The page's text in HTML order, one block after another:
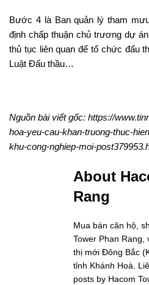
Bước 4 là Ban quản lý tham
định chấp thuận chủ trương dự
thủ tục liên quan để tổ chức đấu
Luật Đấu thầu…
Nguồn bài viết gốc: https://
hoa-yeu-cau-khan-truong-thuc-
khu-cong-nghiep-moi-
About
Rang
Mua bán căn hộ,
Tower Phan
thị mới Đông Bắc
tỉnh Khánh Hoà.
posts by Hacom